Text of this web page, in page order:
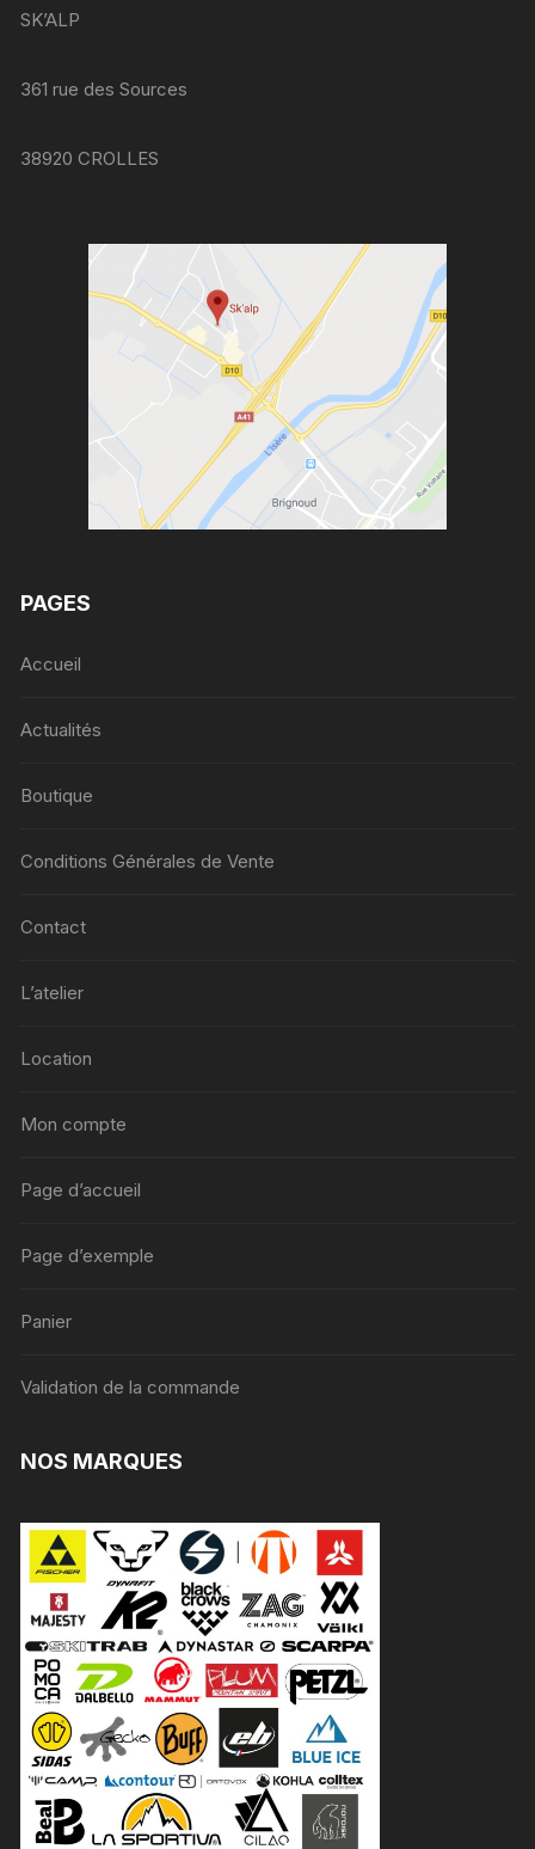
SK’ALP
361 rue des Sources
38920 CROLLES
PAGES
Accueil
Actualités
Boutique
Conditions Générales de Vente
Contact
L’atelier
Location
Mon compte
Page d’accueil
Page d’exemple
Panier
Validation de la commande
NOS MARQUES